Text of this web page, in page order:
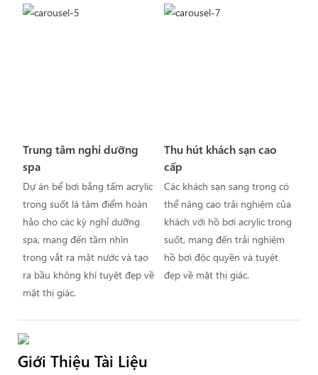
Trung tâm nghỉ dưỡng
spa
Dự án bể bơi bằng tấm acrylic
trong suốt là tâm điểm hoàn
hảo cho các kỳ nghỉ dưỡng
spa, mang đến tầm nhìn
trong vắt ra mặt nước và tạo
ra bầu không khí tuyệt đẹp về
mặt thị giác.
Thu hút khách sạn cao
cấp
Các khách sạn sang trọng có
thể nâng cao trải nghiệm của
khách với hồ bơi acrylic trong
suốt, mang đến trải nghiệm
hồ bơi độc quyền và tuyệt
đẹp về mặt thị giác.
Giới Thiệu Tài Liệu